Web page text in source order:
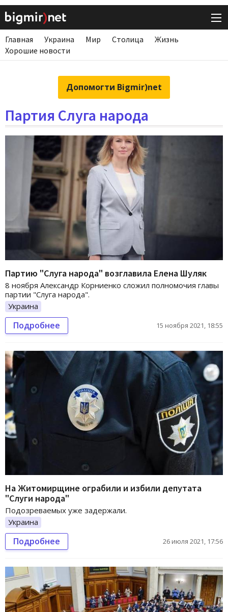
Главная Украина Мир Столица
Жизнь
Хорошие новости
Допомогти Bigmir)net
Партия Слуга народа
Партию "Слуга народа" возглавила Елена Шуляк
8 ноября Александр Корниенко сложил полномочия главы
партии "Слуга народа".
Украина
Подробнее 15 ноября 2021, 18:55
На Житомирщине ограбили и избили депутата
"Слуги народа"
Подозреваемых уже задержали.
Украина
Подробнее 26 июля 2021, 17:56